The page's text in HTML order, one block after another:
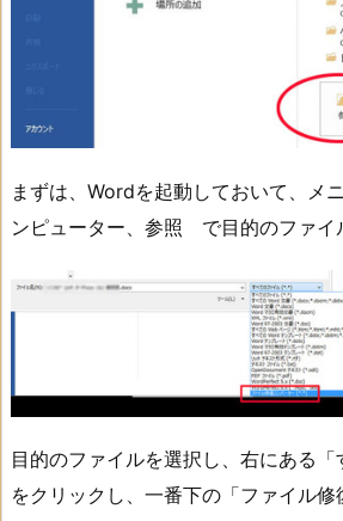
まずは、Wordを起動しておいて、メ
ンピューター、参照 で目的のファイ
目的のファイルを選択し、右にある「
をクリックし、一番下の「ファイル修